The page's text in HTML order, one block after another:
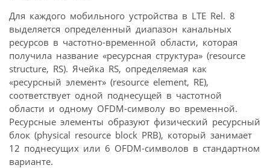
Для каждого мобильного устройства в LTE Rel. 8
выделяется определенный диапазон канальных
ресурсов в частотно-временной области, которая
получила название «ресурсная структура» (resource
structure, RS). Ячейка RS, определяемая как
«ресурсный элемент» (resource element, RE),
соответствует одной поднесущей в частотной
области и одному OFDM-символу во временной.
Ресурсные элементы образуют физический ресурсный
блок (physical resource block PRB), который занимает
12 поднесущих или 6 OFDM-символов в стандартном
варианте.